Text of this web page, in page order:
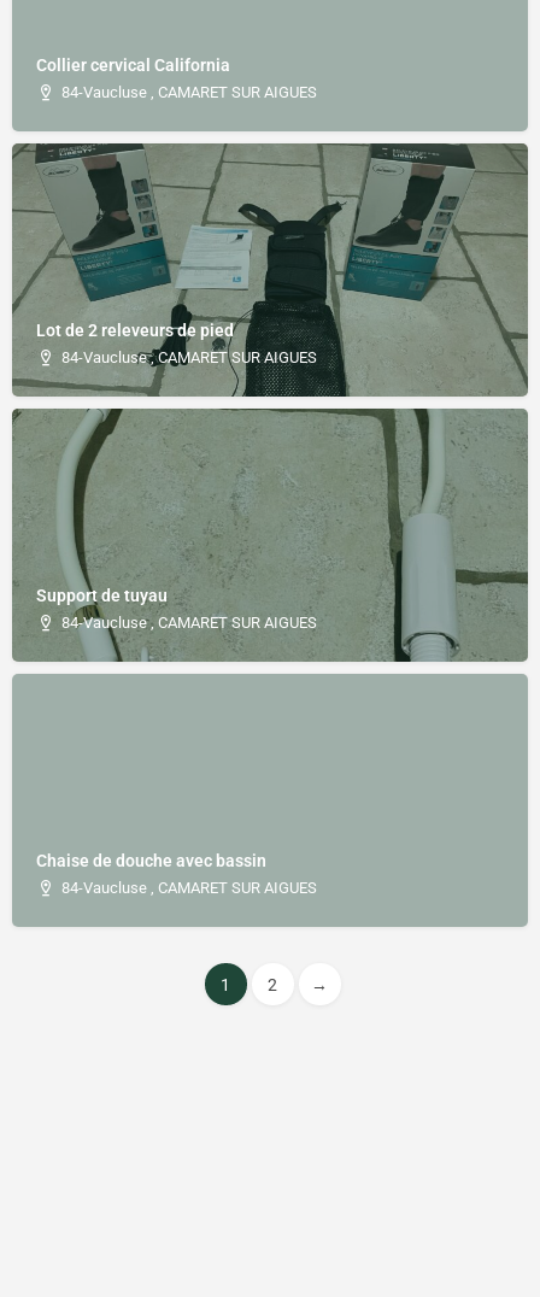
Collier cervical California
84-Vaucluse , CAMARET SUR AIGUES
Lot de 2 releveurs de pied
84-Vaucluse , CAMARET SUR AIGUES
Support de tuyau
84-Vaucluse , CAMARET SUR AIGUES
Chaise de douche avec bassin
84-Vaucluse , CAMARET SUR AIGUES
1 2 →